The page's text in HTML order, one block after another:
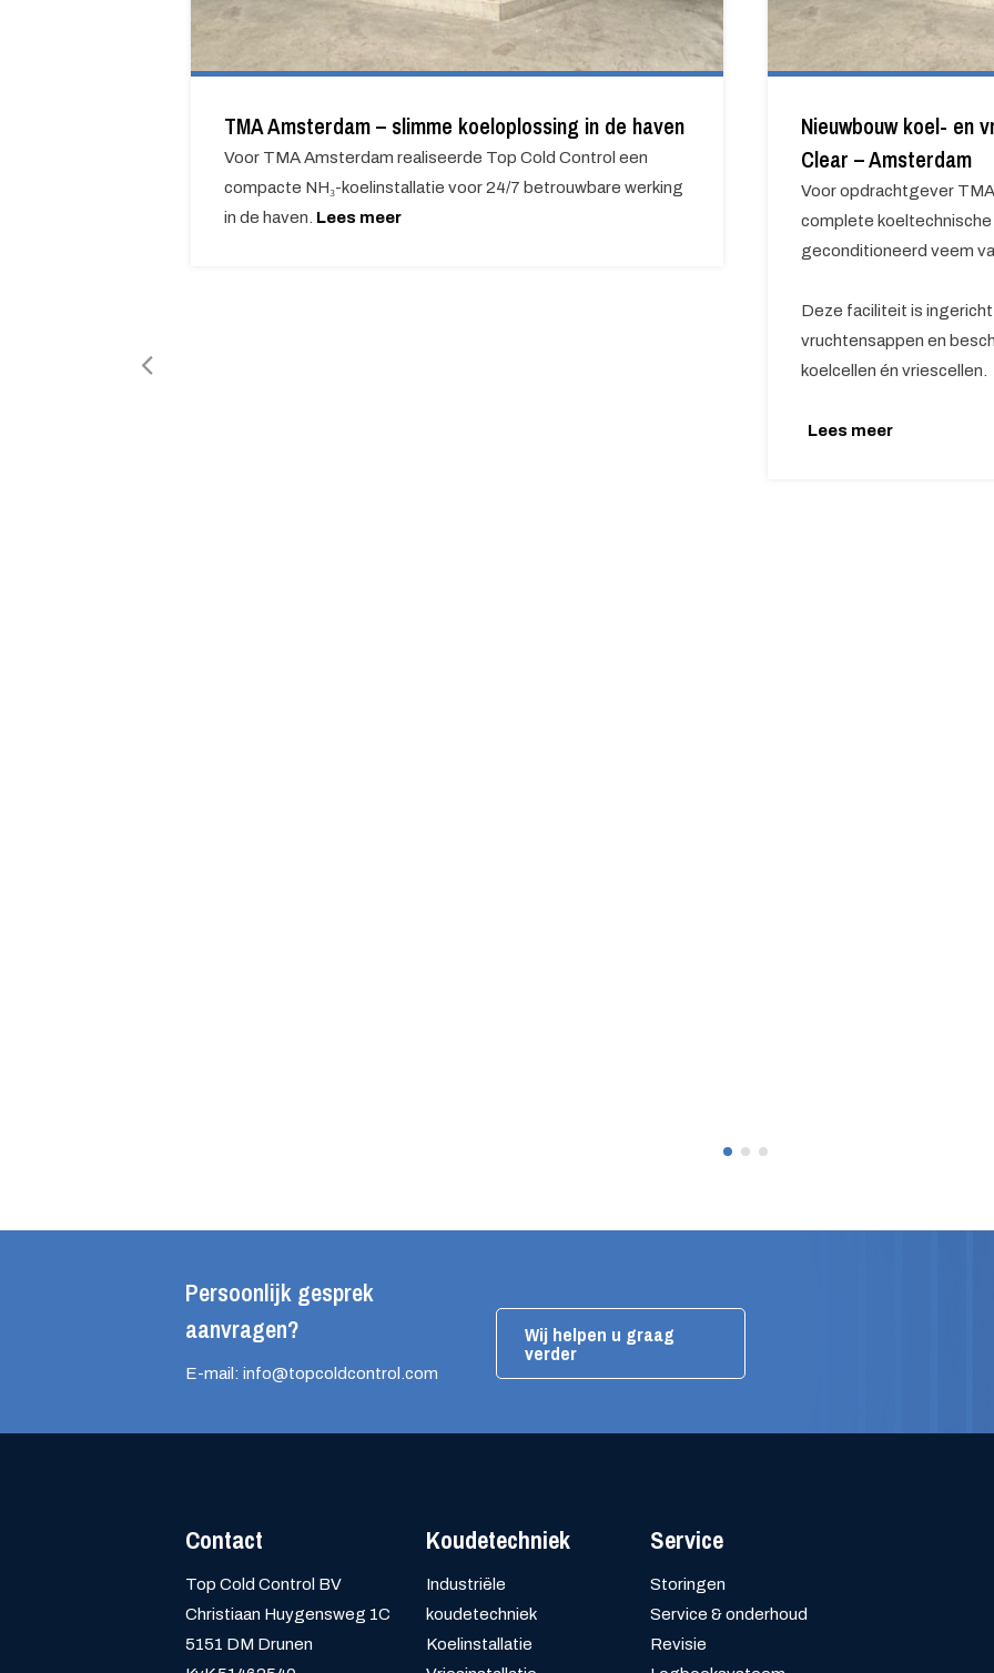
TMA Amsterdam – slimme koeloplossing in de haven
Voor TMA Amsterdam realiseerde Top Cold Control een
compacte NH₃-koelinstallatie voor 24/7 betrouwbare werking
in de haven. Lees meer
Nieuwbouw koel- en
Clear – Amsterdam
Voor opdrachtgever
complete
geconditioneerd veem
Deze faciliteit is
vruchtensappen en
koelcellen én vriescellen.
Lees meer
Persoonlijk gesprek
aanvragen?
E-mail: info@topcoldcontrol.com
Wij helpen u graag
verder
Contact
Top Cold Control BV
Christiaan Huygensweg 1C
5151 DM Drunen
Koudetechniek
Industriële
koudetechniek
Koelinstallatie
Service
Storingen
Service & onderhoud
Revisie